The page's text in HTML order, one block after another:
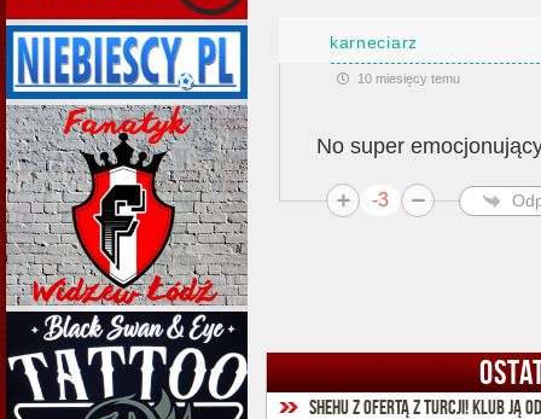
karneciarz
10 miesięcy temu
No super
-3
Shehu z ofertą z Turcji! Klub ją